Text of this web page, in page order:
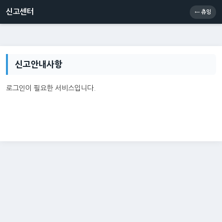
신고센터 메인
신고센터 ← 츄잉
신고안내사항
로그인이 필요한 서비스입니다.